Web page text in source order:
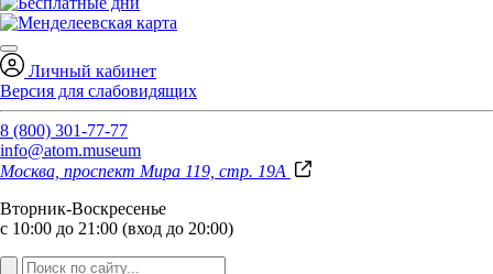
Личный кабинет
Версия для слабовидящих
8 (800) 301-77-77
info@atom.museum
Москва, проспект Мира 119, стр. 19А
Вторник-Воскресенье
с 10:00 до 21:00 (вход до 20:00)